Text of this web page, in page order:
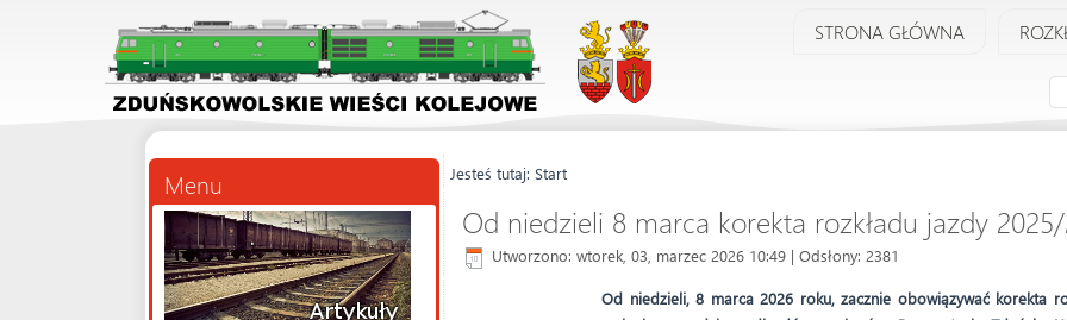
STRONA GŁÓWNA
Menu Jesteś tutaj: Start
Od niedzieli 8 marca korekta rozkładu jazdy
Utworzono: wtorek, 03, marzec 2026 10:49 | Odsłony: 2381
Od niedzieli, 8 marca 2026 roku, zacznie obowiązywać korekta